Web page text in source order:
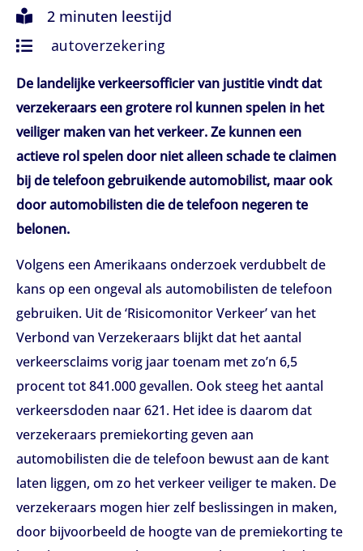
2 minuten leestijd
autoverzekering
De landelijke verkeersofficier van justitie vindt dat
verzekeraars een grotere rol kunnen spelen in het
veiliger maken van het verkeer. Ze kunnen een
actieve rol spelen door niet alleen schade te claimen
bij de telefoon gebruikende automobilist, maar ook
door automobilisten die de telefoon negeren te
belonen.
Volgens een Amerikaans onderzoek verdubbelt de
kans op een ongeval als automobilisten de telefoon
gebruiken. Uit de ‘Risicomonitor Verkeer’ van het
Verbond van Verzekeraars blijkt dat het aantal
verkeersclaims vorig jaar toenam met zo’n 6,5
procent tot 841.000 gevallen. Ook steeg het aantal
verkeersdoden naar 621. Het idee is daarom dat
verzekeraars premiekorting geven aan
automobilisten die de telefoon bewust aan de kant
laten liggen, om zo het verkeer veiliger te maken. De
verzekeraars mogen hier zelf beslissingen in maken,
door bijvoorbeeld de hoogte van de premiekorting te